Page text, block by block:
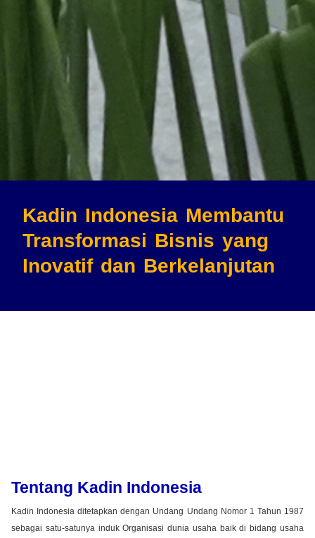
Kadin Indonesia Membantu
Transformasi Bisnis yang
Inovatif dan Berkelanjutan
Tentang Kadin Indonesia
Kadin Indonesia ditetapkan dengan Undang Undang Nomor 1 Tahun 1987
sebagai satu-satunya induk Organisasi dunia usaha baik di bidang usaha